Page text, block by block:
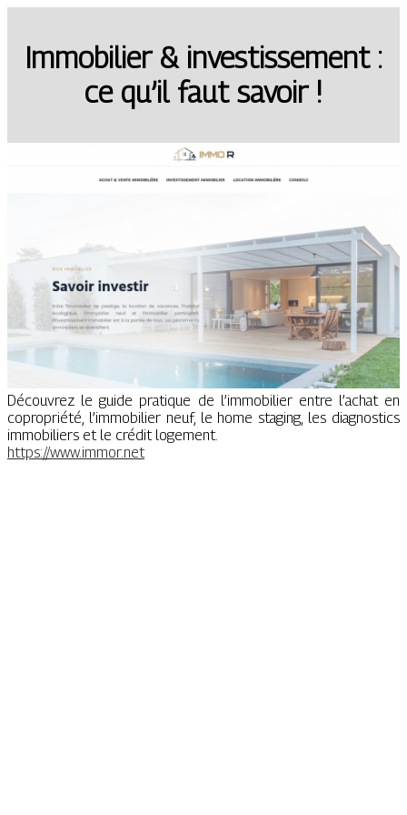
Immobilier & investissement :
ce qu’il faut savoir !
Découvrez le guide pratique de l’immobilier entre l’achat en
copropriété, l’immobilier neuf, le home staging, les diagnostics
immobiliers et le crédit logement.
https://www.immor.net